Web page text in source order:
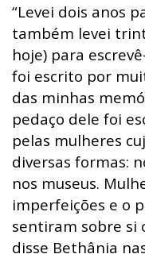
“Levei dois anos
também levei
hoje) para
foi escrito por
das minhas
pedaço dele foi
pelas mulheres
diversas formas:
nos museus.
imperfeições e o
sentiram sobre si
disse Bethânia